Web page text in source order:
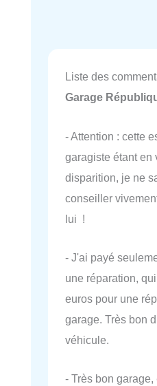
Liste des
Garage
- Attention : cette
garagiste étant en
disparition, je ne
conseiller
lui !
- J'ai payé
une réparation,
euros pour une
garage. Très bon
véhicule.
- Très bon